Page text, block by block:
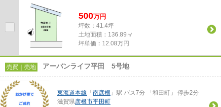
500万円
坪数：41.4坪
土地面積：136.89㎡
坪単価：12.08万円
売買｜売地 アーバンライフ平田 5号地
東海道本線 「 南彦根 」駅 バス7分 「和田町」 停歩2分
滋賀県彦根市平田町